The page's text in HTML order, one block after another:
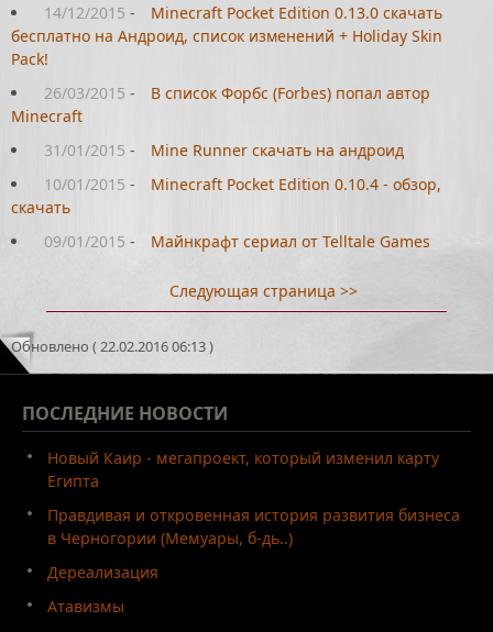
14/12/2015 -
Minecraft Pocket Edition 0.13.0 скачать
бесплатно на Андроид, список изменений + Holiday Skin
Pack!
26/03/2015 -
В список Форбс (Forbes) попал автор
Minecraft
31/01/2015 -
Mine Runner скачать на андроид
10/01/2015 -
Minecraft Pocket Edition 0.10.4 - обзор,
скачать
09/01/2015 - Майнкрафт сериал от Telltale Games
Следующая страница >>
Обновлено ( 22.02.2016 06:13 )
ПОСЛЕДНИЕ НОВОСТИ
Новый Каир - мегапроект, который изменил карту
Египта
Правдивая и откровенная история развития бизнеса
в Черногории (Мемуары, б-дь..)
Дереализация
Атавизмы